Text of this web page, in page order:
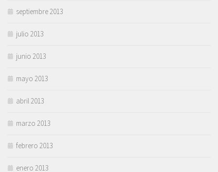
septiembre 2013
julio 2013
junio 2013
mayo 2013
abril 2013
marzo 2013
febrero 2013
enero 2013